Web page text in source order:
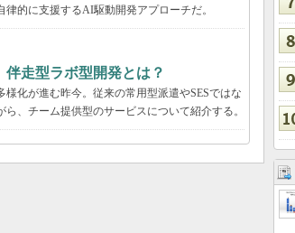
的に支援するAI駆動開発アプローチだ。
走型ラボ型開発とは？
化が進む昨今。従来の常用型派遣やSESではな
、チーム提供型のサービスについて紹介する。